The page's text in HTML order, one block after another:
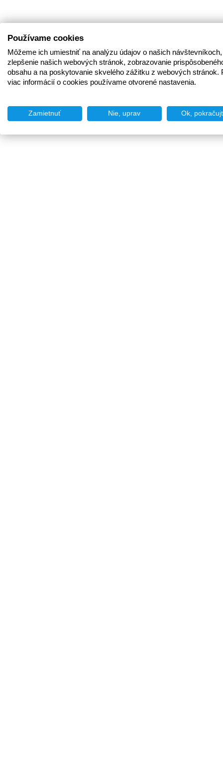
Používame cookies
Môžeme ich umiestniť na analýzu údajov o našich
zlepšenie našich webových stránok, zobrazovanie
obsahu a na poskytovanie skvelého zážitku z webových stránok.
viac informácií o cookies používame otvorené nastavenia.
Zamietnuť Nie, uprav Ok,